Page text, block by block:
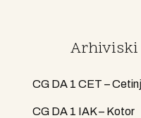
Arhiviski
CG DA 1 CET –
CG DA 1 IAK – Kotor